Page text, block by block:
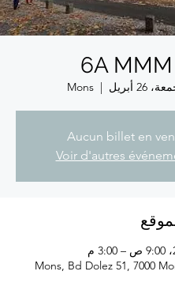
6A MMM
26 أبريل
  |
Mons
Aucun billet en
Voir d'autres
Mons, Bd Dolez 51, 7000